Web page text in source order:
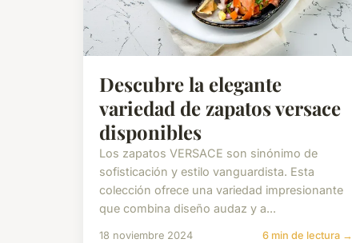
Descubre la elegante
variedad de zapatos versace
disponibles
Los zapatos VERSACE son sinónimo de
sofisticación y estilo vanguardista. Esta
colección ofrece una variedad impresionante
que combina diseño audaz y a...
18 noviembre 2024 6 min de lectura →